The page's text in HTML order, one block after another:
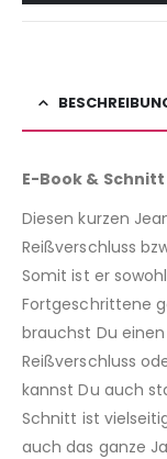
E-Book & Schnitt
Diesen kurzen
Reißverschluss
Somit ist er
Fortgeschrittene
brauchst Du
Reißverschluss
kannst Du auch
Schnitt ist
auch das ganze